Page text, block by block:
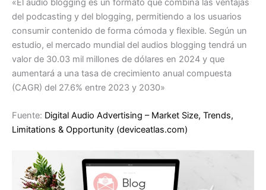
del podcasting y del blogging, permitiendo a los usuarios
consumir contenido de forma cómoda y flexible. Según un
estudio, el mercado mundial del audios blogging tendrá un
valor de 30.03 mil millones de dólares en 2024 y que
aumentará a una tasa de crecimiento anual compuesta
(CAGR) del 27.6% entre 2023 y 2030»
Fuente: Digital Audio Advertising – Market Size, Trends,
Limitations & Opportunity (deviceatlas.com)